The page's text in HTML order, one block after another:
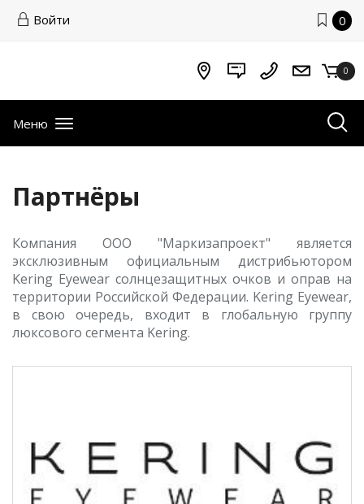
Войти 0
0
Меню
Партнёры
Компания ООО "Маркизапроект" является
эксклюзивным официальным дистрибьютором
Kering Eyewear солнцезащитных очков и оправ на
территории Российской Федерации. Kering Eyewear,
в свою очередь, входит в глобальную группу
люксового сегмента Kering.